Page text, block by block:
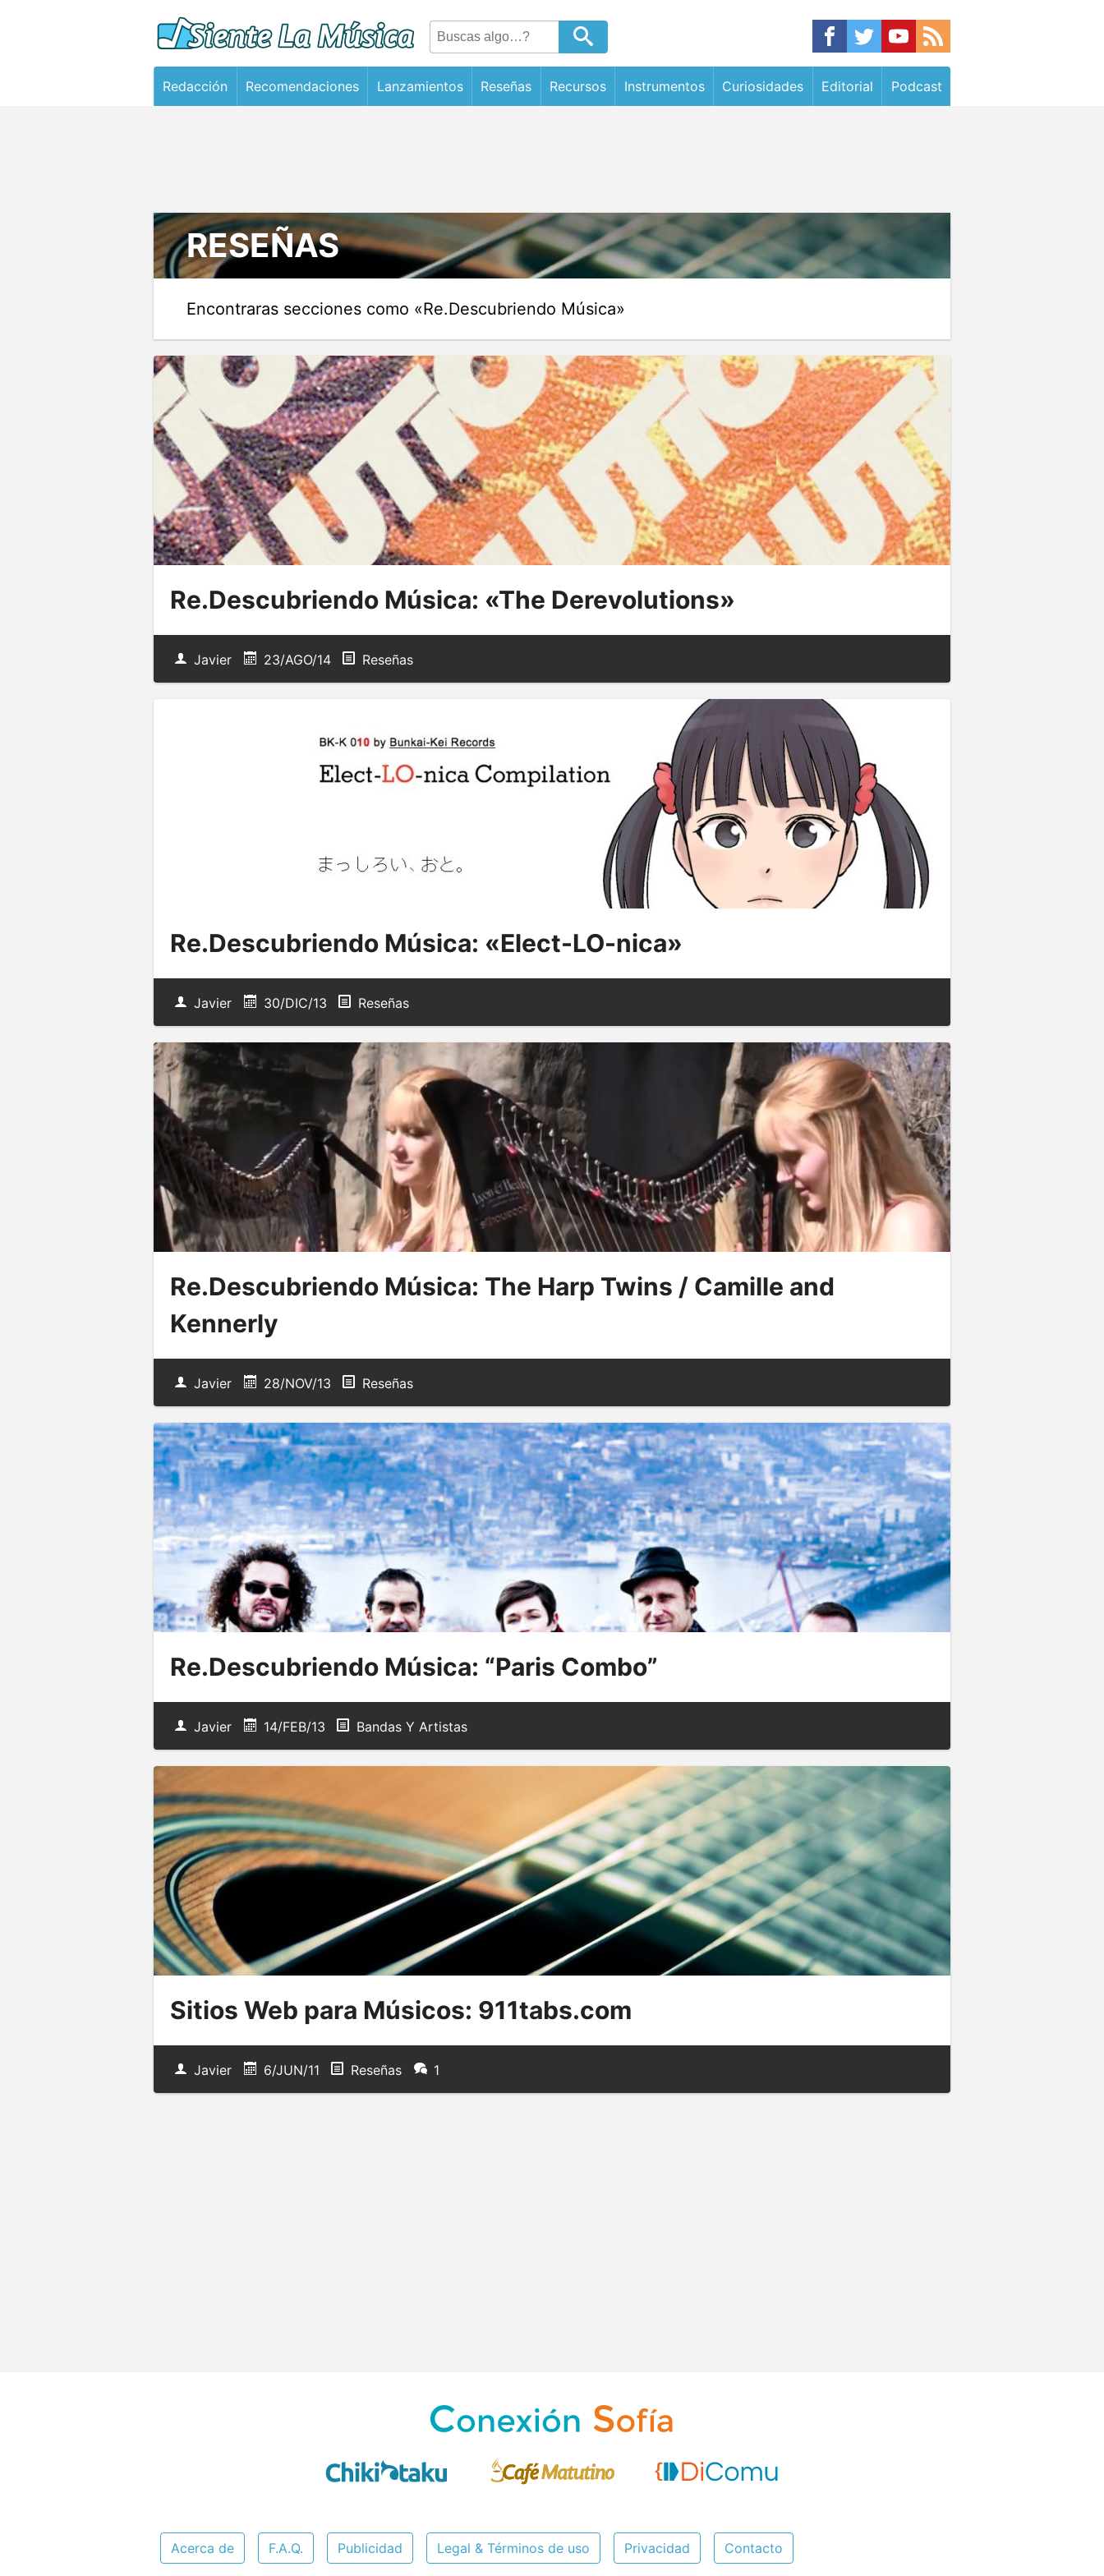
Redacción Recomendaciones Lanzamientos Reseñas Recursos Instrumentos Curiosidades Editorial Podcast
RESEÑAS
Encontraras secciones como «Re.Descubriendo Música»
Re.Descubriendo Música: «The Derevolutions»
Javier 23/AGO/14 Reseñas
Re.Descubriendo Música: «Elect-LO-nica»
Javier 30/DIC/13 Reseñas
Re.Descubriendo Música: The Harp Twins / Camille and
Kennerly
Javier 28/NOV/13 Reseñas
Re.Descubriendo Música: “Paris Combo”
Javier 14/FEB/13 Bandas Y Artistas
Sitios Web para Músicos: 911tabs.com
Javier 6/JUN/11 Reseñas 1
Acerca de F.A.Q. Publicidad Legal & Términos de uso Privacidad Contacto